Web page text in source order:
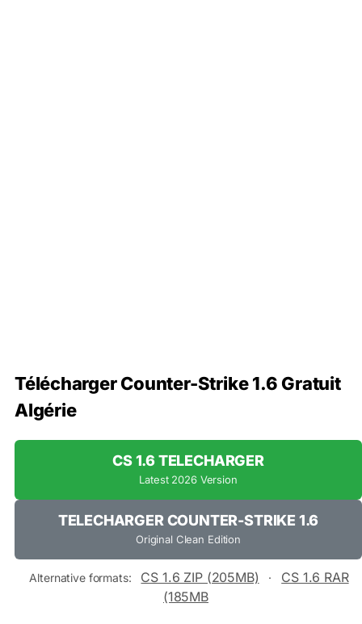
Télécharger Counter-Strike 1.6 Gratuit
Algérie
CS 1.6 TELECHARGER
Latest 2026 Version
TELECHARGER COUNTER-STRIKE 1.6
Original Clean Edition
Alternative formats: CS 1.6 ZIP (205MB) ·
CS 1.6 RAR
(185MB